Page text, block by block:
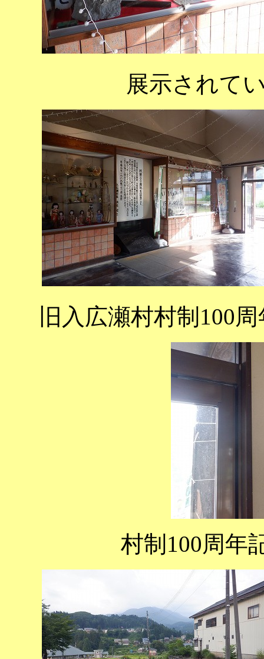
展示されて
旧入広瀬村村制100
村制100周年